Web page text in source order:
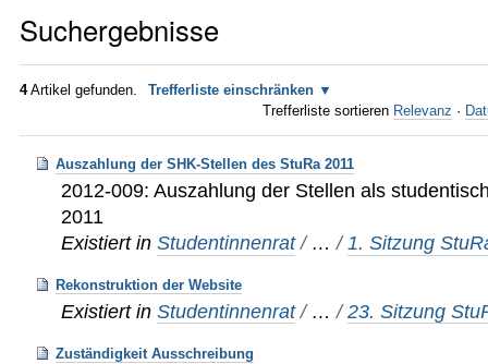
Suchergebnisse
4Artikel gefunden.
Trefferliste einschränken
Trefferliste sortieren Relevanz ·
Auszahlung der SHK-Stellen des StuRa 2011
2012-009: Auszahlung der Stellen als
2011
Existiert in Studentinnenrat / …/1. Sitzung
Rekonstruktion der Website
Existiert in Studentinnenrat / …/23. Sitzung
Zuständigkeit Ausschreibung